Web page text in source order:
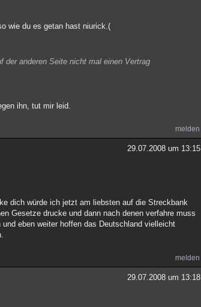
wie du es getan hast niurick.(
der anderen Seite nicht mal einen Vertrag
ihn, tut mir leid.
melden
29.07.2008 um 13:15
dich würde ich jetzt am liebsten auf die Streckbank
Gesetze drucke und dann nach denen verfahre muss
eben weiter hoffen das Deutschland vielleicht
melden
29.07.2008 um 13:18